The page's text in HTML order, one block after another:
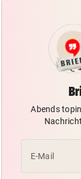
Abends
E-Mail